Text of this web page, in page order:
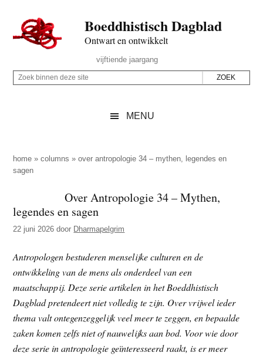
naar
de
inhoud
secondary
naar
de
sidebar
naar
de
Boeddhistisch Dagblad
Ontwart en ontwikkelt
Rechts
vijftiende jaargang
Z
p
d
z
e
i
t
e
Z
i
n
n
d
z
e
s
i
t
e
MENU
home »columns »over antropologie 34 – mythen, legendes en
sagen
Over Antropologie 34 – Mythen,
legendes en sagen
22 juni 2026 door Dharmapelgrim
Antropologen bestuderen menselijke culturen en de
ontwikkeling van de mens als onderdeel van een
maatschappij. Deze serie artikelen in het Boeddhistisch
Dagblad pretendeert niet volledig te zijn. Over vrijwel ieder
thema valt ontegenzeggelijk veel meer te zeggen, en bepaalde
zaken komen zelfs niet of nauwelijks aan bod. Voor wie door
deze serie in antropologie geïnteresseerd raakt, is er meer